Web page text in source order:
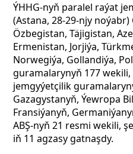
ÝHHG-nyň paralel raýat
(Astana, 28-29-njy
Özbegistan, Täjigistan,
Ermenistan, Jorjiýa,
Norwegiýa, Gollandiýa,
guramalarynyň 177 wekili,
jemgyýetçilik
Gazagystanyň, Ýewropa
Fransiýanyň,
ABŞ-nyň 21 resmi wekili,
iň 11 agzasy gatnaşdy.